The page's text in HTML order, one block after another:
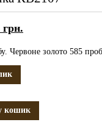
грн.
Червоне золото 585
кошик